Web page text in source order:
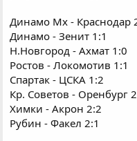
Динамо Мх - Краснодар
Динамо - Зенит 1:1
Н.Новгород - Ахмат 1:0
Ростов - Локомотив 1:1
Спартак - ЦСКА 1:2
Кр. Советов - Оренбург
Химки - Акрон 2:2
Рубин - Факел 2:1